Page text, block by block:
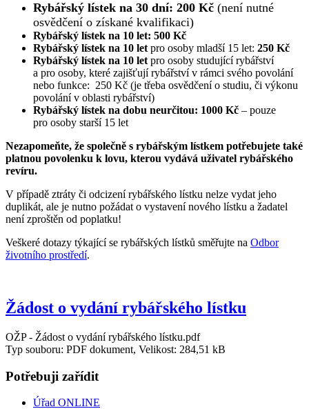
Rybářský lístek na 30 dní: 200 Kč (není nutné
osvědčení o získané kvalifikaci)
Rybářský lístek na 10 let: 500 Kč
Rybářský lístek na 10 let pro osoby mladší 15 let: 250 Kč
Rybářský lístek na 10 let pro osoby studující rybářství
a pro osoby, které zajišťují rybářství v rámci svého povolání
nebo funkce: 250 Kč (je třeba osvědčení o studiu, či výkonu
povolání v oblasti rybářství)
Rybářský lístek na dobu neurčitou: 1000 Kč – pouze
pro osoby starší 15 let
Nezapomeňte, že společně s rybářským lístkem potřebujete také
platnou povolenku k lovu, kterou vydává uživatel rybářského
revíru.
V případě ztráty či odcizení rybářského lístku nelze vydat jeho
duplikát, ale je nutno požádat o vystavení nového lístku a žadatel
není zproštěn od poplatku!
Veškeré dotazy týkající se rybářských lístků směřujte na Odbor
životního prostředí.
Žádost o vydání rybářského lístku
OŽP - Žádost o vydání rybářského lístku.pdf
Typ souboru: PDF dokument, Velikost: 284,51 kB
Potřebuji zařídit
Úřad ONLINE